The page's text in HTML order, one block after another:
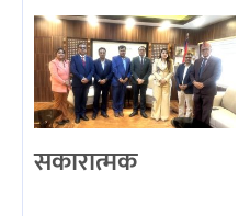
सकारात्मक